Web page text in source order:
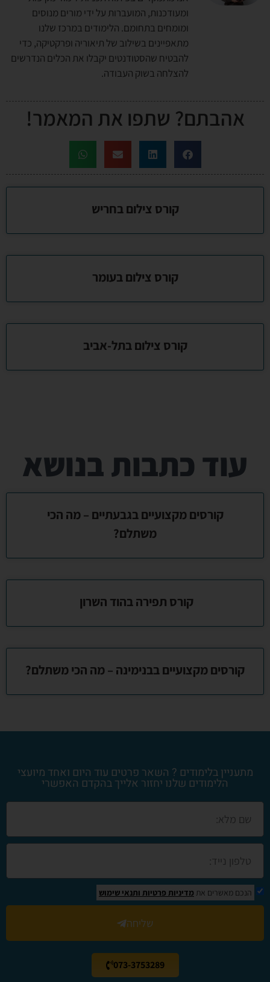
ומעודכנות, המועברות על ידי מורים מנוסים
ומומחים בתחומם. הלימודים במרכז שלנו
מתאפיינים בשילוב של תיאוריה ופרקטיקה, כדי
להבטיח שהסטודנטים יקבלו את הכלים הנדרשים
להצלחה בשוק העבודה.
אהבתם? שתפו את המאמר!
קורס צילום בחריש
קורס צילום בעומר
קורס צילום בתל-אביב
עוד כתבות בנושא
קורסים מקצועיים בגבעתיים – מה הכי
משתלם?
קורס תפירה בהוד השרון
קורסים מקצועיים בבנימינה – מה הכי משתלם?
מתעניין בלימודים ? השאר פרטים עוד היום ואחד מיועצי
הלימודים שלנו יחזור אלייך בהקדם האפשרי
הנכם מאשרים את מדיניות פרטיות ותנאי שימוש
שליחה
073-3753289